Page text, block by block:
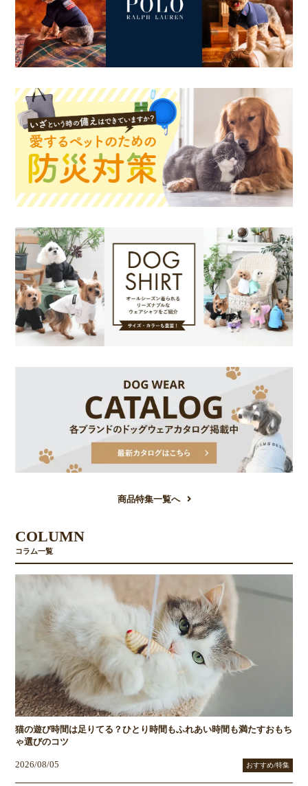
商品特集一覧へ
COLUMN
コラム一覧
猫の遊び時間は足りてる？ひとり時間もふれあい時間も満たすおもち
ゃ選びのコツ
2026/08/05 おすすめ/特集